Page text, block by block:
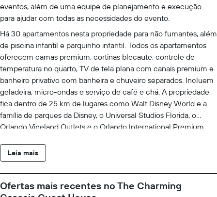
eventos, além de uma equipe de planejamento e execução
para ajudar com todas as necessidades do evento.
Há 30 apartamentos nesta propriedade para não fumantes, além
de piscina infantil e parquinho infantil. Todos os apartamentos
oferecem camas premium, cortinas blecaute, controle de
temperatura no quarto, TV de tela plana com canais premium e
banheiro privativo com banheira e chuveiro separados. Incluem
geladeira, micro-ondas e serviço de café e chá. A propriedade
fica dentro de 25 km de lugares como Walt Disney World e a
família de parques da Disney, o Universal Studios Florida, o
Orlando Vineland Outlets e o Orlando International Premium
Leia mais
Ofertas mais recentes no The Charming